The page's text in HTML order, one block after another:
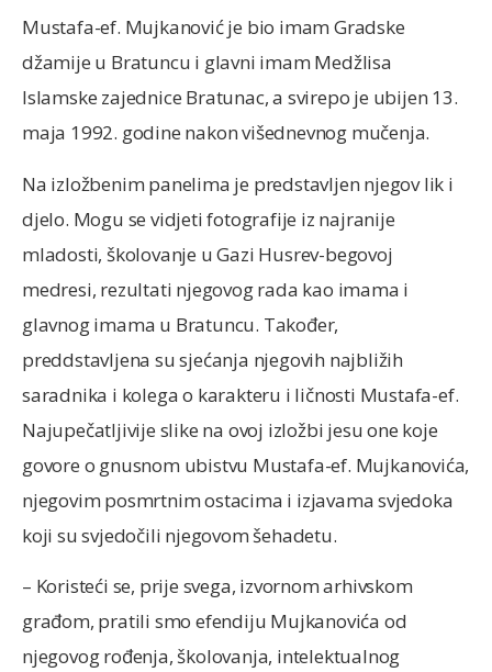
Mustafa-ef. Mujkanović je bio imam Gradske
džamije u Bratuncu i glavni imam Medžlisa
Islamske zajednice Bratunac, a svirepo je ubijen 13.
maja 1992. godine nakon višednevnog mučenja.
Na izložbenim panelima je predstavljen njegov lik i
djelo. Mogu se vidjeti fotografije iz najranije
mladosti, školovanje u Gazi Husrev-begovoj
medresi, rezultati njegovog rada kao imama i
glavnog imama u Bratuncu. Također,
preddstavljena su sjećanja njegovih najbližih
saradnika i kolega o karakteru i ličnosti Mustafa-ef.
Najupečatljivije slike na ovoj izložbi jesu one koje
govore o gnusnom ubistvu Mustafa-ef. Mujkanovića,
njegovim posmrtnim ostacima i izjavama svjedoka
koji su svjedočili njegovom šehadetu.
– Koristeći se, prije svega, izvornom arhivskom
građom, pratili smo efendiju Mujkanovića od
njegovog rođenja, školovanja, intelektualnog